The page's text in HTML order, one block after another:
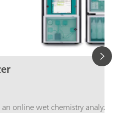
an online wet chemistry